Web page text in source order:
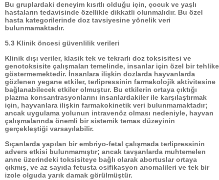
Bu gruplardaki deneyim kısıtlı olduğu için, çocuk ve yaşlı
hastaların tedavisinde özellikle dikkatli olunmalıdır. Bu özel
hasta kategorilerinde doz tavsiyesine yönelik veri
bulunmamaktadır.
5.3 Klinik öncesi güvenlilik verileri
Klinik dışı veriler, klasik tek ve tekrarlı doz toksisitesi ve
genotoksisite çalışmaları temelinde, insanlar için özel bir tehlike
göstermemektedir. İnsanlara ilişkin dozlarda hayvanlarda
gözlenen yegane etkiler, terlipressinin farmakolojik aktivitesine
bağlanabilecek etkiler olmuştur. Bu etkilerin ortaya çıktığı
plazma konsantrasyonlarını insanlardakiler ile karşılaştırmak
için, hayvanlara ilişkin farmakokinetik veri bulunmamaktadır;
ancak uygulama yolunun intravenöz olması nedeniyle, hayvan
çalışmalarında önemli bir sistemik temas düzeyinin
gerçekleştiği varsayılabilir.
Sıçanlarda yapılan bir embriyo-fetal çalışmada terlipressinin
advers etkisi bulunmamıştır; ancak tavşanlarda muhtemelen
anne üzerindeki toksisiteye bağlı olarak abortuslar ortaya
çıkmış, ve az sayıda fetusta osifikasyon anomalileri ve tek bir
izole olguda yarık damak görülmüştür.